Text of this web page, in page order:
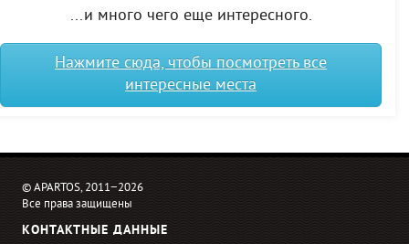
...и много чего еще интересного.
Нажмите сюда, чтобы посмотреть все
интересные места
© APARTOS, 2011−2026
Все права защищены
КОНТАКТНЫЕ ДАННЫЕ